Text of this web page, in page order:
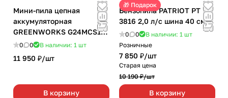
Мини-пила цепная
аккумуляторная
GREENWORKS G24MCS10
1х4,0 Ач
0 0 В наличии: 1 шт
11 950 ₽/шт
В корзину
🎁 Подарок
Бензопила PATRIOT PT
3816 2,0 л/с шина 40 см
0 0 В наличии: 1 шт
Розничные
7 850 ₽/шт
Старая цена
10 190 ₽/шт
В корзину